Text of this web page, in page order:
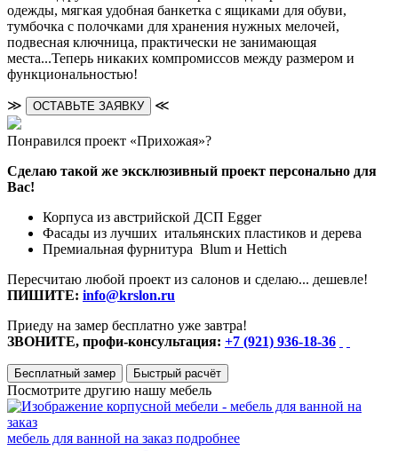
одежды, мягкая удобная банкетка с ящиками для обуви,
тумбочка с полочками для хранения нужных мелочей,
подвесная ключница, практически не занимающая
места...Теперь никаких компромиссов между размером и
функциональностью!
≫ ОСТАВЬТЕ ЗАЯВКУ ≪
Понравился проект «Прихожая»?
Сделаю такой же эксклюзивный проект персонально для
Вас!
Корпуса из австрийской ДСП Egger
Фасады из лучших итальянских пластиков и дерева
Премиальная фурнитура Blum и Hettich
Пересчитаю любой проект из салонов и сделаю... дешевле!
ПИШИТЕ: info@krslon.ru
Приеду на замер бесплатно уже завтра!
ЗВОНИТЕ, профи-консультация: +7 (921) 936-18-36
Бесплатный замер Быстрый расчёт
Посмотрите другию нашу мебель
мебель для ванной на заказ подробнее